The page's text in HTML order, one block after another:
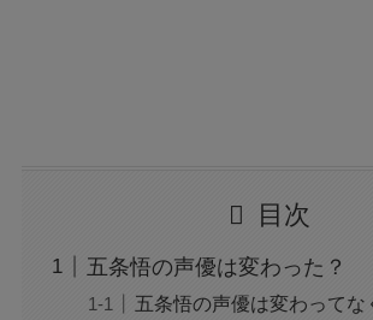
目次
五条悟の声優は変わった？
五条悟の声優は変わってな